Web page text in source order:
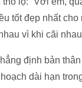
tốt đẹp nhất
vì khi cãi
định bản
dài hạn